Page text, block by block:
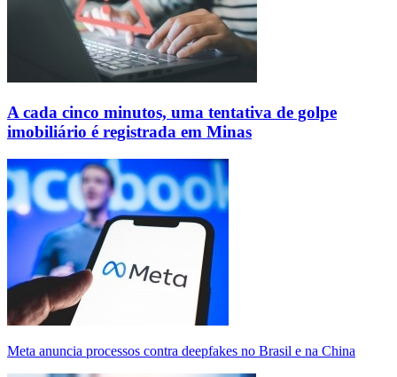
A cada cinco minutos, uma tentativa de golpe
imobiliário é registrada em Minas
Meta anuncia processos contra deepfakes no Brasil e na China